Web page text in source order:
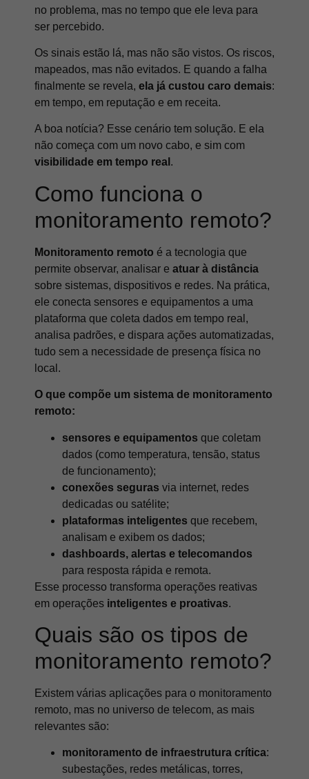
no problema, mas no tempo que ele leva para
ser percebido.
Os sinais estão lá, mas não são vistos. Os riscos,
mapeados, mas não evitados. E quando a falha
finalmente se revela, ela já custou caro demais:
em tempo, em reputação e em receita.
A boa notícia? Esse cenário tem solução. E ela
não começa com um novo cabo, e sim com
visibilidade em tempo real .
Como funciona o
monitoramento remoto?
Monitoramento remoto é a tecnologia que
permite observar, analisar e atuar à distância
sobre sistemas, dispositivos e redes. Na prática,
ele conecta sensores e equipamentos a uma
plataforma que coleta dados em tempo real,
analisa padrões, e dispara ações automatizadas,
tudo sem a necessidade de presença física no
local.
O que compõe um sistema de monitoramento
remoto:
sensores e equipamentos que coletam
dados (como temperatura, tensão, status
de funcionamento);
conexões seguras via internet, redes
dedicadas ou satélite;
plataformas inteligentes que recebem,
analisam e exibem os dados;
dashboards, alertas e telecomandos
para resposta rápida e remota.
Esse processo transforma operações reativas
em operações inteligentes e proativas.
Quais são os tipos de
monitoramento remoto?
Existem várias aplicações para o monitoramento
remoto, mas no universo de telecom, as mais
relevantes são:
monitoramento de infraestrutura crítica:
subestações, redes metálicas, torres,